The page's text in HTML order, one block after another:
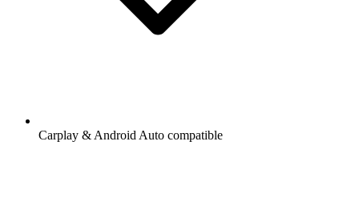
Carplay & Android Auto compatible